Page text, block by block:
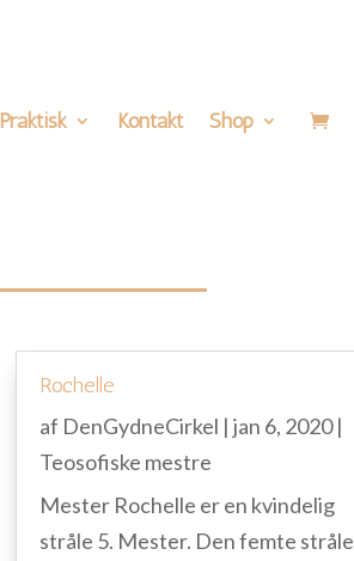
Praktisk Kontakt Shop
Rochelle
af DenGydneCirkel |jan 6, 2020|
Teosofiske mestre
Mester Rochelle er en kvindelig
stråle 5. Mester. Den femte stråle